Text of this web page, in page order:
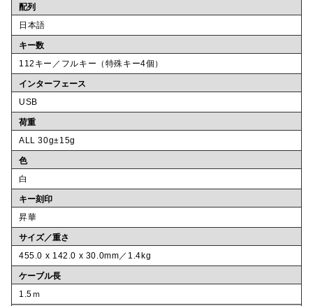
配列
日本語
キー数
112キー／フルキー（特殊キー4個）
インターフェース
USB
荷重
ALL 30g±15g
色
白
キー刻印
昇華
サイズ／重さ
455.0 x 142.0 x 30.0mm／1.4kg
ケーブル長
1.5ｍ